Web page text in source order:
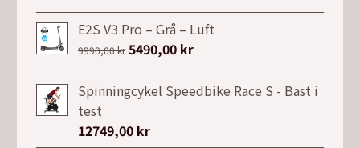
E2S V3 Pro – Grå – Luft
9990,00kr Det
priset
9990,00 kr.
5490,00 krDet
priset
Spinningcykel Speedbike Race S - Bäst i
test
12749,00 kr